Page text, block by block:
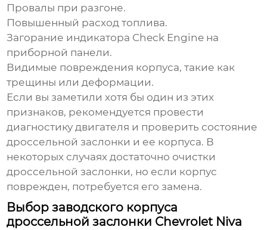
Провалы при разгоне.
Повышенный расход топлива.
Загорание индикатора Check Engine на
приборной панели.
Видимые повреждения корпуса, такие как
трещины или деформации.
Если вы заметили хотя бы один из этих
признаков, рекомендуется провести
диагностику двигателя и проверить состояние
дроссельной заслонки и ее корпуса. В
некоторых случаях достаточно очистки
дроссельной заслонки, но если корпус
поврежден, потребуется его замена.
Выбор заводского корпуса
дроссельной заслонки Chevrolet Niva